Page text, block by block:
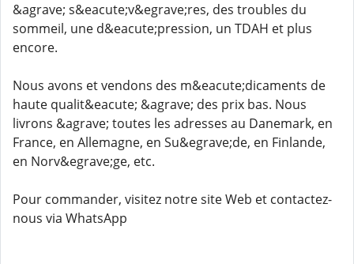
&agrave; s&eacute;v&egrave;res, des troubles du
sommeil, une d&eacute;pression, un TDAH et plus
encore.
Nous avons et vendons des m&eacute;dicaments de
haute qualit&eacute; &agrave; des prix bas. Nous
livrons &agrave; toutes les adresses au Danemark, en
France, en Allemagne, en Su&egrave;de, en Finlande,
en Norv&egrave;ge, etc.
Pour commander, visitez notre site Web et contactez-
nous via WhatsApp